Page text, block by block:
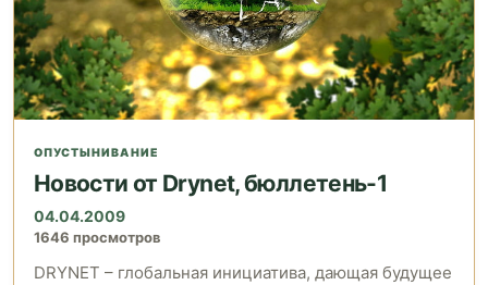
ОПУСТЫНИВАНИЕ
Новости от Drynet, бюллетень-1
04.04.2009
1646 просмотров
DRYNET – глобальная инициатива, дающая будущее